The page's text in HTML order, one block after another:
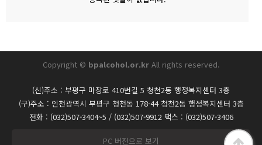
Copyright © bpalcohol.or.krAll rights reserved.
(신)주소 : 부평구 마장로 410번길 5 청천2동 행정복지센터 3층
(구)주소 : 인천광역시 부평구 청천동 178-44 청천2동 행정복지센터 3층
전화 : (032)507-3404~5 / (032)507-9912 팩스 : (032)507-3406
PC 버전으로 보기